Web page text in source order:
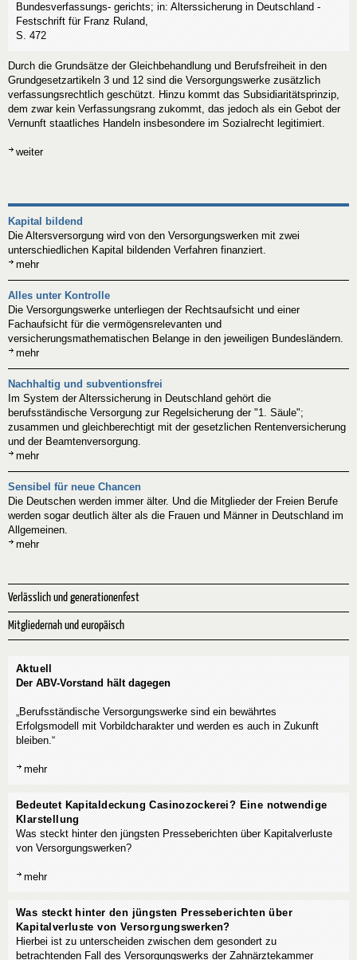
Bundesverfassungs- gerichts; in: Alterssicherung in Deutschland -
Festschrift für Franz Ruland,
S. 472
Durch die Grundsätze der Gleichbehandlung und Berufsfreiheit in den
Grundgesetzartikeln 3 und 12 sind die Versorgungswerke zusätzlich
verfassungsrechtlich geschützt. Hinzu kommt das Subsidiaritätsprinzip,
dem zwar kein Verfassungsrang zukommt, das jedoch als ein Gebot der
Vernunft staatliches Handeln insbesondere im Sozialrecht legitimiert.
weiter
Kapital bildend
Die Altersversorgung wird von den Versorgungswerken mit zwei
unterschiedlichen Kapital bildenden Verfahren finanziert.
mehr
Alles unter Kontrolle
Die Versorgungswerke unterliegen der Rechtsaufsicht und einer
Fachaufsicht für die vermögensrelevanten und
versicherungsmathematischen Belange in den jeweiligen Bundesländern.
mehr
Nachhaltig und subventionsfrei
Im System der Alterssicherung in Deutschland gehört die
berufsständische Versorgung zur Regelsicherung der "1. Säule";
zusammen und gleichberechtigt mit der gesetzlichen Rentenversicherung
und der Beamtenversorgung.
mehr
Sensibel für neue Chancen
Die Deutschen werden immer älter. Und die Mitglieder der Freien Berufe
werden sogar deutlich älter als die Frauen und Männer in Deutschland im
Allgemeinen.
mehr
Verlässlich und generationenfest
Mitgliedernah und europäisch
Aktuell
Der ABV-Vorstand hält dagegen
„Berufsständische Versorgungswerke sind ein bewährtes
Erfolgsmodell mit Vorbildcharakter und werden es auch in Zukunft
bleiben.“
mehr
Bedeutet Kapitaldeckung Casinozockerei? Eine notwendige
Klarstellung
Was steckt hinter den jüngsten Presseberichten über Kapitalverluste
von Versorgungswerken?
mehr
Was steckt hinter den jüngsten Presseberichten über
Kapitalverluste von Versorgungswerken?
Hierbei ist zu unterscheiden zwischen dem gesondert zu
betrachtenden Fall des Versorgungswerks der Zahnärztekammer